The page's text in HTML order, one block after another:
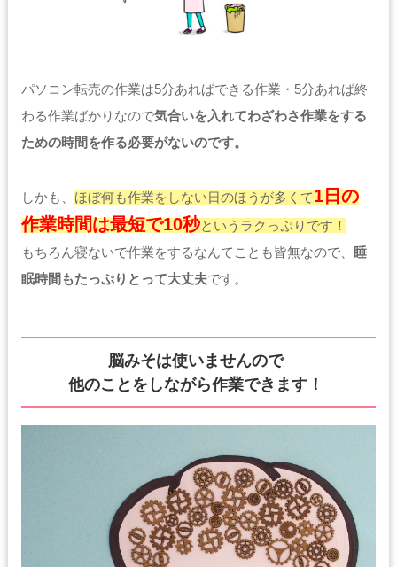
パソコン転売の作業は5分あればできる作業・5分あれば終
わる作業ばかりなので気合いを入れてわざわさ作業をする
ための時間を作る必要がないのです。
しかも、 ほぼ何も作業をしない日のほうが多くて1日の
作業時間は最短で10秒というラクっぷりです！
もちろん寝ないで作業をするなんてことも皆無なので、
睡
眠時間もたっぷりとって大丈夫です。
脳みそは使いませんので
他のことをしながら作業できます！